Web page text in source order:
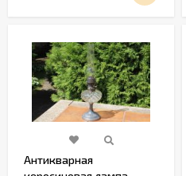
Антикварная